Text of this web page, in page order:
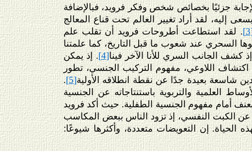
جزئيًا بخصائص شخص وفكر فرويد، فبالإضافة
إليه، لقد أراد تغيير العالم تحت قناع المعالج
. لقد استطاعت أطروحات فرويد أن تقلب علم
السحري عند شعوب ما قبل التاريخ، كما علمتنا
الجانب السري للأنا الآخر فينا[4]
. إذ يمكن
اللاوعي، مفهوم التركيب الجنسي، تطور
شاسعة بعيدة جدًا عن نقطة انطلاقه الأولية[5]
.
العلمية والتربوية باستنتاجاته عن الجنسية
أمام مفهوم الجنسية الطفلية. حيث أكد فرويد
عن الكبت النفسي، إذ تزود الناس ببعض المكاسب
الحياة. إن التعويضات متعددة، وأكثرها شيوعًا: